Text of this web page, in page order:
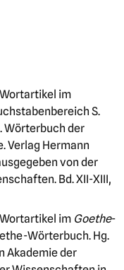
im
S.
Wörterbuch der
Verlag Hermann
von der
Bd. XII-XIII,
im Goethe-
Wörterbuch. Hg.
Akademie der